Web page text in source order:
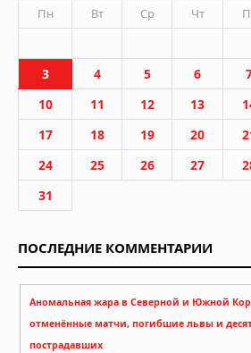
Пн
Вт Ср Чт
3
4 5 6
10
11 12 13
17
18 19 20
24
25 26 27
31
ПОСЛЕДНИЕ КОММЕНТАРИИ
Аномальная жара в Северной и Южной
отменённые матчи, погибшие львы и
пострадавших